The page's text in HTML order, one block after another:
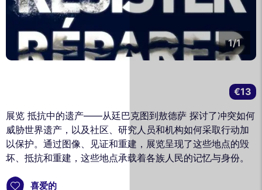
1/1
展览 抵抗中的遗产——从廷巴克图到敖德萨 探讨了冲突如何
威胁世界遗产，以及社区、研究人员和机构如何采取行动加
以保护。通过图像、见证和重建，展览呈现了这些地点的毁
坏、抵抗和重建，这些地点承载着各族人民的记忆与身份。
喜爱的
€13